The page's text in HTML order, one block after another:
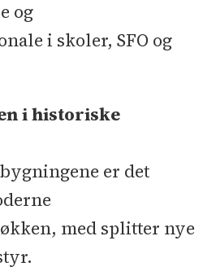
og
i skoler, SFO og
i historiske
er det
med splitter nye